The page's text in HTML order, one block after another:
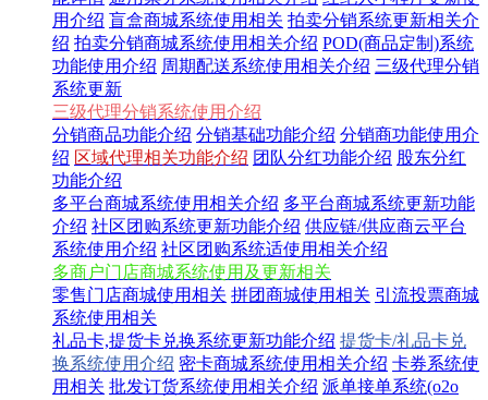
用介绍 盲盒商城系统使用相关 拍卖分销系统更新相关介
绍 拍卖分销商城系统使用相关介绍 POD(商品定制)系统
功能使用介绍 周期配送系统使用相关介绍 三级代理分销
系统更新
三级代理分销系统使用介绍
分销商品功能介绍 分销基础功能介绍 分销商功能使用介
绍 区域代理相关功能介绍 团队分红功能介绍 股东分红
功能介绍
多平台商城系统使用相关介绍 多平台商城系统更新功能
介绍 社区团购系统更新功能介绍 供应链/供应商云平台
系统使用介绍 社区团购系统适使用相关介绍
多商户门店商城系统使用及更新相关
零售门店商城使用相关 拼团商城使用相关 引流投票商城
系统使用相关
礼品卡,提货卡兑换系统更新功能介绍 提货卡/礼品卡兑
换系统使用介绍 密卡商城系统使用相关介绍 卡券系统使
用相关 批发订货系统使用相关介绍 派单接单系统(o2o